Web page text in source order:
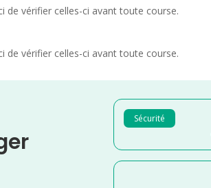
de vérifier celles-ci avant toute course.
de vérifier celles-ci avant toute course.
Sécurité